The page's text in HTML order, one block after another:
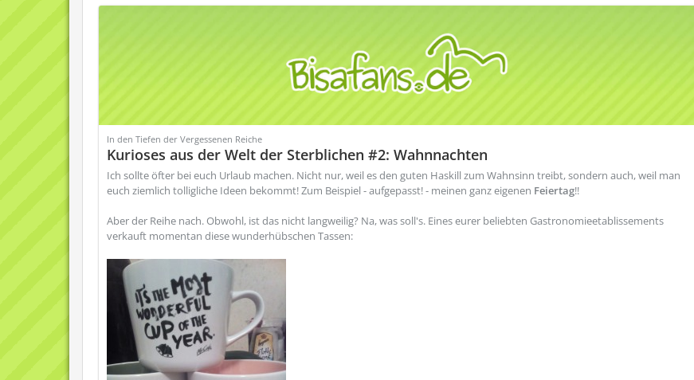
In den Tiefen der Vergessenen Reiche
Kurioses aus der Welt der Sterblichen #2: Wahnnachten
Ich sollte öfter bei euch Urlaub machen. Nicht nur, weil es den guten Haskill zum Wahnsinn treibt, sondern auch, weil man
euch ziemlich tolligliche Ideen bekommt! Zum Beispiel - aufgepasst! - meinen ganz eigenen Feiertag!!
Aber der Reihe nach. Obwohl, ist das nicht langweilig? Na, was soll's. Eines eurer beliebten Gastronomieetablissements
verkauft momentan diese wunderhübschen Tassen: